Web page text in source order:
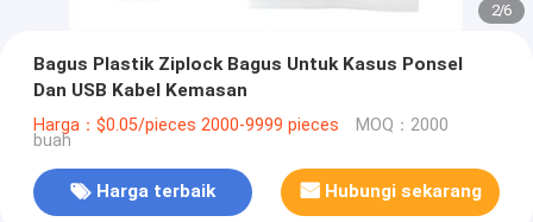
2/6
Bagus Plastik Ziplock Bagus Untuk Kasus Ponsel
Dan USB Kabel Kemasan
Harga：$0.05/pieces 2000-9999 pieces MOQ：2000
buah
Harga terbaik Hubungi sekarang